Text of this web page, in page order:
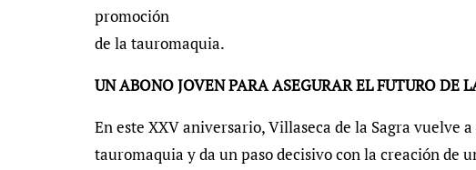
promoción
de la tauromaquia.
UN ABONO JOVEN PARA ASEGURAR EL FUTURO DE
En este XXV aniversario, Villaseca de la Sagra vuelve
tauromaquia y da un paso decisivo con la creación de